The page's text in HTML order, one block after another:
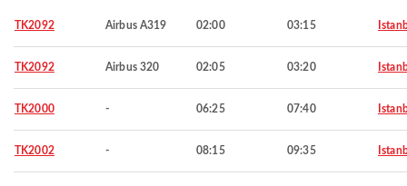
TK2092 Airbus A319 02:00 03:15
TK2092 Airbus 320 02:05 03:20
TK2000 - 06:25 07:40
TK2002 - 08:15 09:35